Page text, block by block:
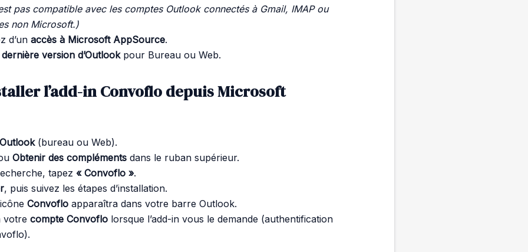
pas compatible avec les comptes Outlook connectés à Gmail, IMAP ou
non Microsoft.)
d’un accès à Microsoft AppSource.
dernière version d’Outlookpour Bureau ou Web.
l’add-in Convoflo depuis Microsoft
(bureau ou Web).
Obtenir des compléments dans le ruban supérieur.
tapez « Convoflo ».
, puis suivez les étapes d’installation.
Convoflo apparaîtra dans votre barre Outlook.
votre compte Convoflo lorsque l’add-in vous le demande (authentification